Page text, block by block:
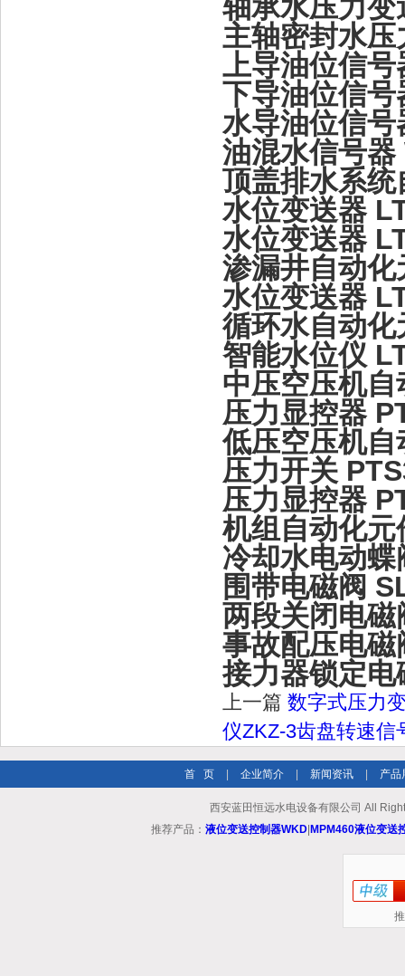
轴承水压力
主轴密封水
上导油位信
下导油位信
水导油位信
油混水信号
顶盖排水系
水位变送器
水位变送器
渗漏井自动化
水位变送器
循环水自动化
智能水位仪
中压空压机自
压力显控器
低压空压机自
压力开关
压力显控器
机组自动化元
冷却水电动
围带电磁阀
两段关闭电
事故配压电
接力器锁定
上一篇 数字式压力
仪ZKZ-3齿盘转速信
首 页 企业简介 新闻资讯 产品
西安蓝田恒远水电设备有限公司 All
推荐产品： 液位变送控制器WKD MPM460液位变送